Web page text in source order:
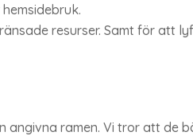
resurser. Samt för att
angivna ramen. Vi tror att de